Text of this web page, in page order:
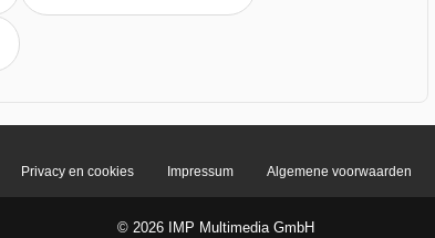
Privacy en cookies Impressum Algemene voorwaarden
© 2026 IMP Multimedia GmbH